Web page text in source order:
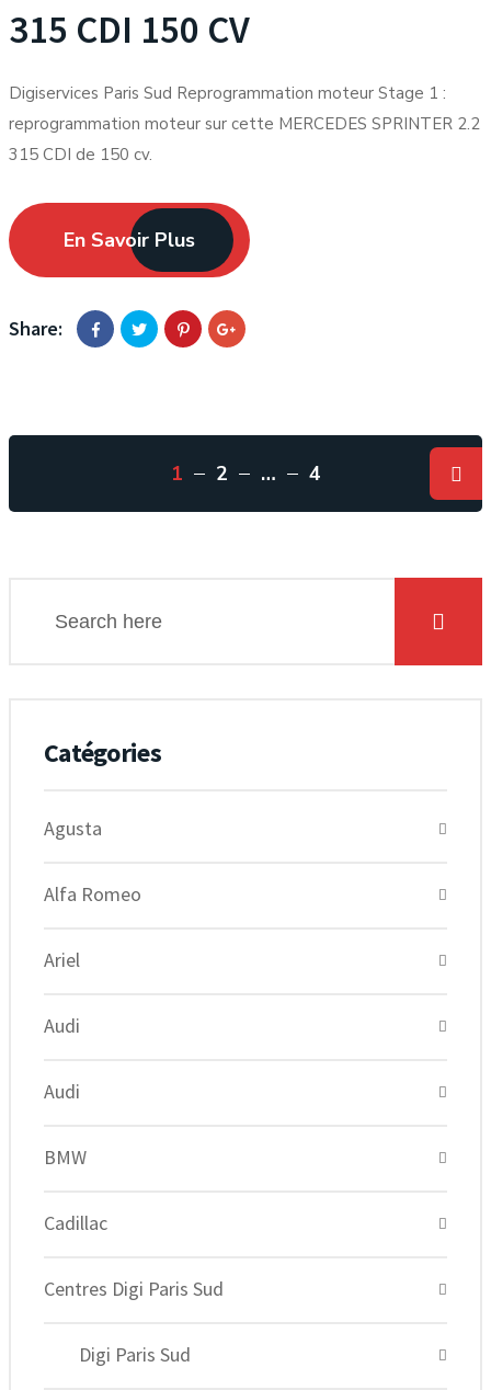
315 CDI 150 CV
Digiservices Paris Sud Reprogrammation moteur Stage 1 :
reprogrammation moteur sur cette MERCEDES SPRINTER 2.2
315 CDI de 150 cv.
En Savoir Plus
Share:
1 2 … 4
Catégories
Agusta
Alfa Romeo
Ariel
Audi
Audi
BMW
Cadillac
Centres Digi Paris Sud
Digi Paris Sud